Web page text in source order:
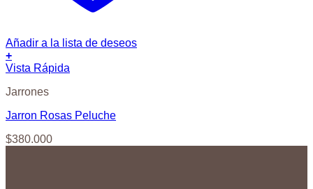
Añadir a la lista de deseos
+
Vista Rápida
Jarrones
Jarron Rosas Peluche
$380.000